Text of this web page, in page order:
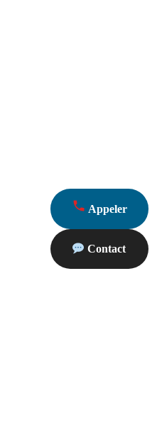
Appeler
Contact